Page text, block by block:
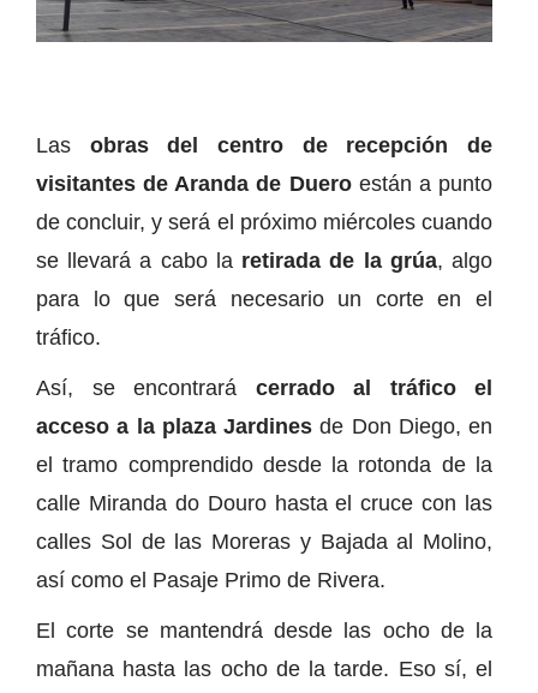
Las obras del centro de recepción de
visitantes de Aranda de Dueroestán a punto
de concluir, y será el próximo miércoles cuando
se llevará a cabo la retirada de la grúa, algo
para lo que será necesario un corte en el
tráfico.
Así, se encontrará cerrado al tráfico el
acceso a la plaza Jardines de Don Diego, en
el tramo comprendido desde la rotonda de la
calle Miranda do Douro hasta el cruce con las
calles Sol de las Moreras y Bajada al Molino,
así como el Pasaje Primo de Rivera.
El corte se mantendrá desde las ocho de la
mañana hasta las ocho de la tarde. Eso sí, el